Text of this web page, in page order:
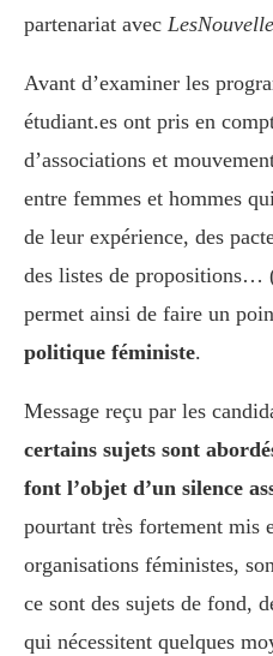
partenariat avec
Avant d’examiner les
étudiant.es ont pris en
d’associations et
entre femmes et hommes
de leur expérience, des
des listes de propositions…
permet ainsi de faire un
politique féministe.
Message reçu par les
certains sujets sont
font l’objet d’un silence
pourtant très fortement mis
organisations féministes,
ce sont des sujets de fond,
qui nécessitent quelques